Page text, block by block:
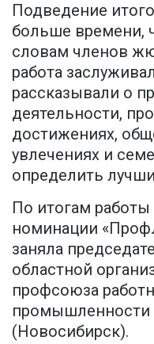
Подведение
больше времени,
словам членов
работа
рассказывали о
деятельности,
достижениях,
увлечениях и
определить
По итогам
номинации
заняла
областной
профсоюза
промышленности
(Новосибирск).